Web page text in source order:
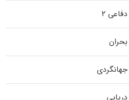
۲